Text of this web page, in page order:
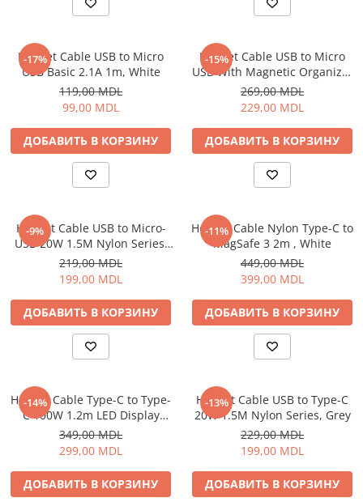
Электрические печи
Электрочайники
Личный уход
Машинки для стрижки
Плойки и утюжки
Фен щетки для волос
Фены для волос
ирригаторы
Электробритвы
Уход за домом
Окон
Паровые очистители
Портативные пылесосы
Роботы пылесосы
Уход за одеждой
Отпариватель для одежды
Проекторы
Телевизоры
Аудио
FM модуляторы
Микрофоны
Портативное радио
Портативные колонки
Проводные колонки
Умные колонки
Гейминг
Аксессуары и Игровые Товары
Игровые консоли
Игры для консолей и ПК
Сетевое оборудование
Wi-Fi роутеры
-17%
Helmet Cable USB to Micro
USB Basic 2.1A 1m, White
119,00 MDL
99,00 MDL
ДОБАВИТЬ В КОРЗИНУ
-15%
Helmet Cable USB to Micro
USB With Magnetic Organizer
1m, White
269,00 MDL
229,00 MDL
ДОБАВИТЬ В КОРЗИНУ
-9%
Helmet Cable USB to Micro-
USB 20W 1.5M Nylon Series,
Grey
219,00 MDL
199,00 MDL
ДОБАВИТЬ В КОРЗИНУ
-11%
Helmet Cable Nylon Type-C to
MagSafe 3 2m , White
449,00 MDL
399,00 MDL
ДОБАВИТЬ В КОРЗИНУ
-14%
Helmet Cable Type-C to Type-
C 100W 1.2m LED Display
Series, Black
349,00 MDL
299,00 MDL
ДОБАВИТЬ В КОРЗИНУ
-13%
Helmet Cable USB to Type-C
20W 1.5M Nylon Series, Grey
229,00 MDL
199,00 MDL
ДОБАВИТЬ В КОРЗИНУ